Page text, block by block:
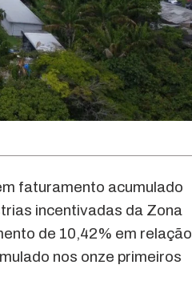
faturamento acumulado
incentivadas da Zona
de 10,42% em relação
nos onze primeiros